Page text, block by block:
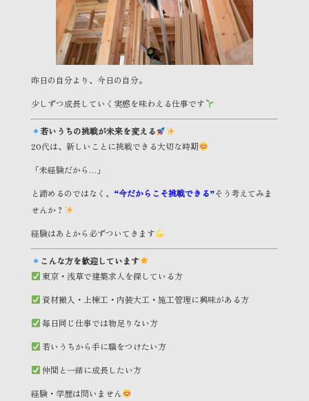
昨日の自分より、今日の自分。
少しずつ成長していく実感を味わえる仕事です
若いうちの挑戦が未来を変える
20代は、新しいことに挑戦できる大切な時期
「未経験だから…」
と諦めるのではなく、 “今だからこそ挑戦できる”そう考えてみま
せんか？
経験はあとから必ずついてきます
こんな方を歓迎しています
東京・浅草で建築求人を探している方
資材搬入・上棟工・内装大工・施工管理に興味がある方
毎日同じ仕事では物足りない方
若いうちから手に職をつけたい方
仲間と一緒に成長したい方
経験・学歴は問いません